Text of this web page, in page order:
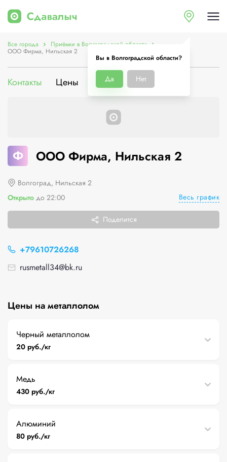
Вы в Волгоградской области?
Да Нет
Все города Приёмки в Волгоградской области
ООО Фирма, Нильская 2
Контакты Цены Услуги О компании
Ф ООО Фирма, Нильская 2
Волгоград, Нильская 2
Открыто до 22:00 Весь график
Поделится
+79610726268
rusmetall34@bk.ru
Цены на металлолом
Черный металлолом
20 руб./кг
Медь
430 руб./кг
Алюминий
80 руб./кг